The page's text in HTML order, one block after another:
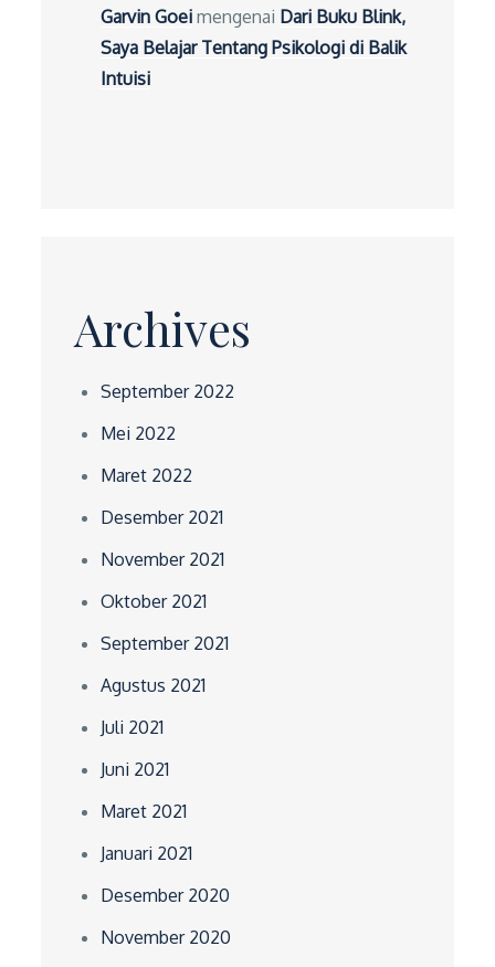
Garvin Goei mengenai Dari Buku Blink,
Saya Belajar Tentang Psikologi di Balik
Intuisi
Archives
September 2022
Mei 2022
Maret 2022
Desember 2021
November 2021
Oktober 2021
September 2021
Agustus 2021
Juli 2021
Juni 2021
Maret 2021
Januari 2021
Desember 2020
November 2020